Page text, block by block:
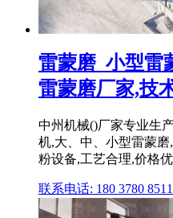
雷蒙磨_小型雷
雷蒙磨厂家,技
中州机械()厂家专业生
机,大、中、小型雷蒙
粉设备,工艺合理,价格
联系电话: 180 3780 8511